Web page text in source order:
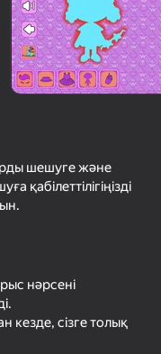
шешуге және
қабілеттілігіңізді
нәрсені
кезде, сізге толық